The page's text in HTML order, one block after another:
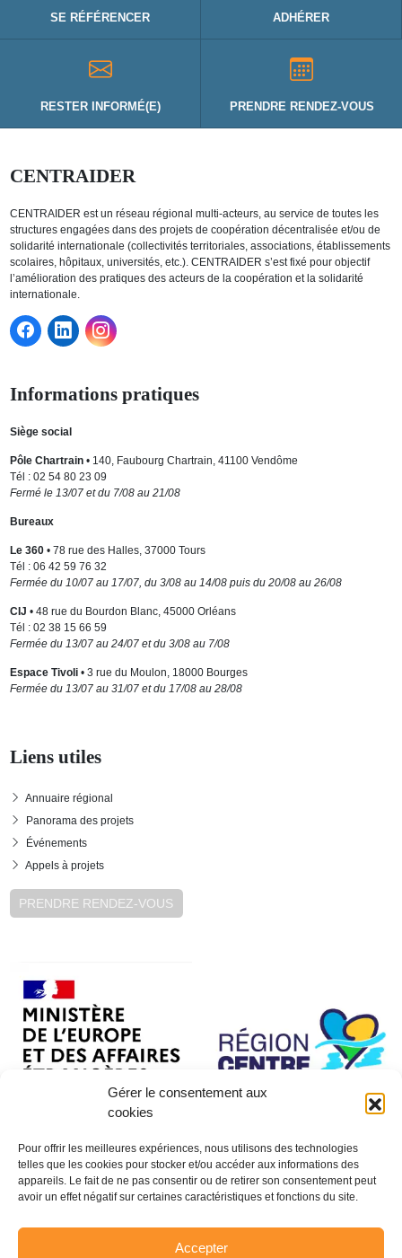
Gérer le consentement aux
cookies
Pour offrir les meilleures expériences, nous utilisons des technologies
telles que les cookies pour stocker et/ou accéder aux informations des
appareils. Le fait de ne pas consentir ou de retirer son consentement peut
avoir un effet négatif sur certaines caractéristiques et fonctions du site.
Accepter
SE RÉFÉRENCER ADHÉRER
RESTER INFORMÉ(E) PRENDRE RENDEZ-VOUS
CENTRAIDER
CENTRAIDER est un réseau régional multi-acteurs, au service de toutes les
structures engagées dans des projets de coopération décentralisée et/ou de
solidarité internationale (collectivités territoriales, associations, établissements
scolaires, hôpitaux, universités, etc.). CENTRAIDER s’est fixé pour objectif
l’amélioration des pratiques des acteurs de la coopération et la solidarité
internationale.
Informations pratiques
Siège social
Pôle Chartrain• 140, Faubourg Chartrain, 41100 Vendôme
Tél : 02 54 80 23 09
Fermé le 13/07 et du 7/08 au 21/08
Bureaux
Le 360• 78 rue des Halles, 37000 Tours
Tél : 06 42 59 76 32
Fermée du 10/07 au 17/07, du 3/08 au 14/08 puis du 20/08 au 26/08
CIJ • 48 rue du Bourdon Blanc, 45000 Orléans
Tél : 02 38 15 66 59
Fermée du 13/07 au 24/07 et du 3/08 au 7/08
Espace Tivoli• 3 rue du Moulon, 18000 Bourges
Fermée du 13/07 au 31/07 et du 17/08 au 28/08
Liens utiles
Annuaire régional
Panorama des projets
Événements
Appels à projets
PRENDRE RENDEZ-VOUS